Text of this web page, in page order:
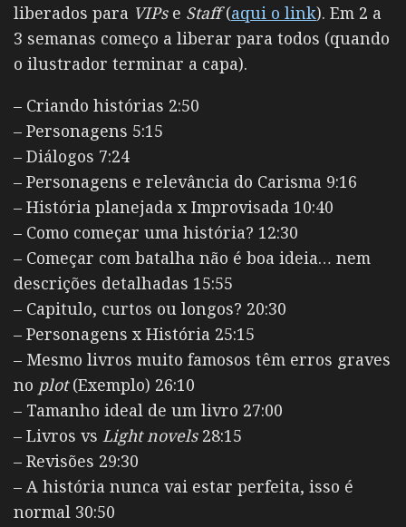
liberados para VIPse Staff(aqui o link). Em 2 a
3 semanas começo a liberar para todos (quando
o ilustrador terminar a capa).
– Criando histórias 2:50
– Personagens 5:15
– Diálogos 7:24
– Personagens e relevância do Carisma 9:16
– História planejada x Improvisada 10:40
– Como começar uma história? 12:30
– Começar com batalha não é boa ideia… nem
descrições detalhadas 15:55
– Capitulo, curtos ou longos? 20:30
– Personagens x História 25:15
– Mesmo livros muito famosos têm erros graves
no plot(Exemplo) 26:10
– Tamanho ideal de um livro 27:00
– Livros vs Light novels28:15
– Revisões 29:30
– A história nunca vai estar perfeita, isso é
normal 30:50